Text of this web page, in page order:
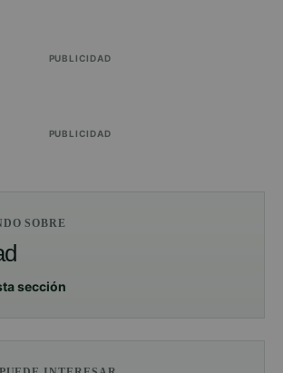
PUBLICIDAD
PUBLICIDAD
SOBRE
sección